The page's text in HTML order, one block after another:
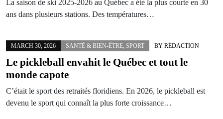
La saison de ski 2025-2026 au Québec a été la plus courte en 30
ans dans plusieurs stations. Des températures…
MARCH 30, 2026 SANTÉ & BIEN-ÊTRE SPORT BY RÉDACTION
Le pickleball envahit le Québec et tout le
monde capote
C’était le sport des retraités floridiens. En 2026, le pickleball est
devenu le sport qui connaît la plus forte croissance…